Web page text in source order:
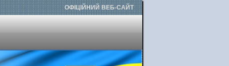
ОФІЦІЙНИЙ ВЕБ-САЙТ